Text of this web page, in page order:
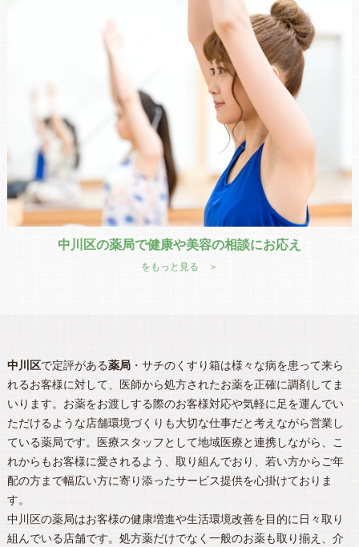
中川区の薬局で健康や美容の相談にお応え
をもっと見る ＞
中川区で定評がある薬局・サチのくすり箱は様々な病を患って来ら
れるお客様に対して、医師から処方されたお薬を正確に調剤してま
いります。お薬をお渡しする際のお客様対応や気軽に足を運んでい
ただけるような店舗環境づくりも大切な仕事だと考えながら営業し
ている薬局です。医療スタッフとして地域医療と連携しながら、こ
れからもお客様に愛されるよう、取り組んでおり、若い方からご年
配の方まで幅広い方に寄り添ったサービス提供を心掛けておりま
す。
中川区の薬局はお客様の健康増進や生活環境改善を目的に日々取り
組んでいる店舗です。処方薬だけでなく一般のお薬も取り揃え、介